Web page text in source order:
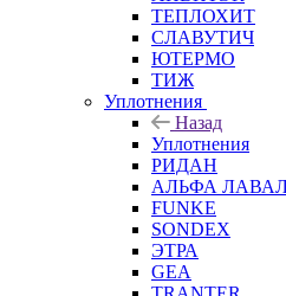
ТЕПЛОХИТ
СЛАВУТИЧ
ЮТЕРМО
ТИЖ
Уплотнения
Назад
Уплотнения
РИДАН
АЛЬФА
FUNKE
SONDEX
ЭТРА
GEA